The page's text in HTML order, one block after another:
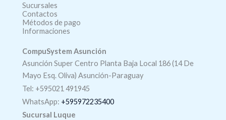
Sucursales
Contactos
Métodos de pago
Informaciones
CompuSystem Asunción
Asunción Super Centro Planta Baja Local 186 (14 De
Mayo Esq. Oliva) Asunción-Paraguay
Tel: +595021 491945
WhatsApp: +595972235400
Sucursal Luque